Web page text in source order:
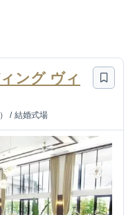
ング ヴィ
/ 結婚式場